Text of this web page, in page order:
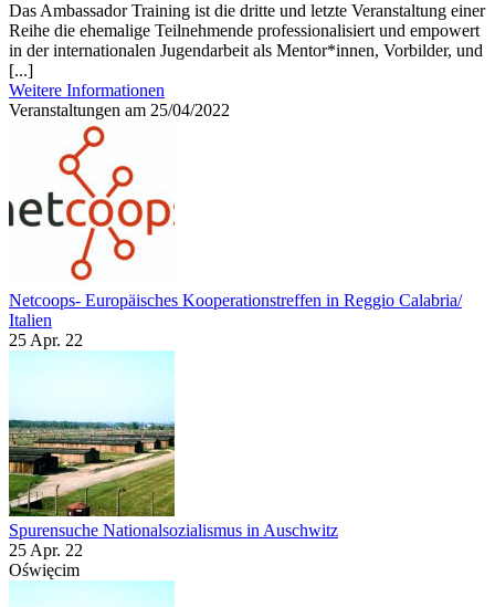
Das Ambassador Training ist die dritte und letzte Veranstaltung einer
Reihe die ehemalige Teilnehmende professionalisiert und empowert
in der internationalen Jugendarbeit als Mentor*innen, Vorbilder, und
[...]
Weitere Informationen
Veranstaltungen am 25/04/2022
Netcoops- Europäisches Kooperationstreffen in Reggio Calabria/
Italien
25 Apr. 22
Spurensuche Nationalsozialismus in Auschwitz
25 Apr. 22
Oświęcim